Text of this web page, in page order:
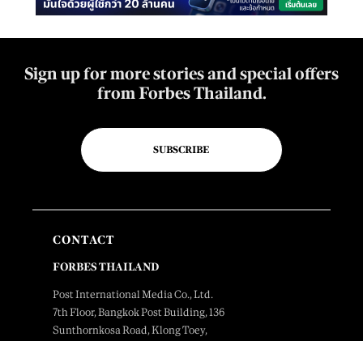
Sign up for more stories and special offers
from Forbes Thailand.
SUBSCRIBE
CONTACT
FORBES THAILAND
Post International Media Co., Ltd.
7th Floor, Bangkok Post Building, 136
Sunthornkosa Road, Klong Toey,